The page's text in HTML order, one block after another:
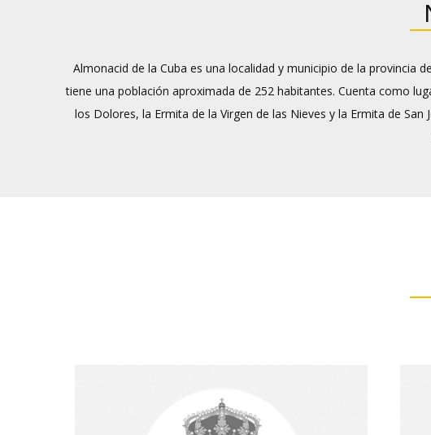
Almonacid de la Cuba es una localidad y municipio de la provincia
tiene una población aproximada de 252 habitantes. Cuenta como
los Dolores, la Ermita de la Virgen de las Nieves y la Ermita de